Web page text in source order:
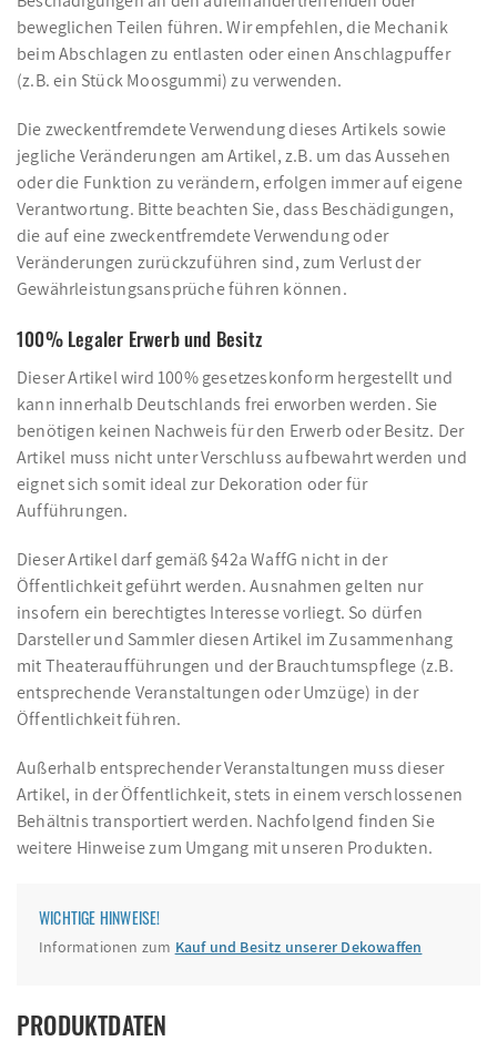
beweglichen Teilen führen. Wir empfehlen, die Mechanik
beim Abschlagen zu entlasten oder einen Anschlagpuffer
(z.B. ein Stück Moosgummi) zu verwenden.
Die zweckentfremdete Verwendung dieses Artikels sowie
jegliche Veränderungen am Artikel, z.B. um das Aussehen
oder die Funktion zu verändern, erfolgen immer auf eigene
Verantwortung. Bitte beachten Sie, dass Beschädigungen,
die auf eine zweckentfremdete Verwendung oder
Veränderungen zurückzuführen sind, zum Verlust der
Gewährleistungsansprüche führen können.
100% Legaler Erwerb und Besitz
Dieser Artikel wird 100% gesetzeskonform hergestellt und
kann innerhalb Deutschlands frei erworben werden. Sie
benötigen keinen Nachweis für den Erwerb oder Besitz. Der
Artikel muss nicht unter Verschluss aufbewahrt werden und
eignet sich somit ideal zur Dekoration oder für
Aufführungen.
Dieser Artikel darf gemäß §42a WaffG nicht in der
Öffentlichkeit geführt werden. Ausnahmen gelten nur
insofern ein berechtigtes Interesse vorliegt. So dürfen
Darsteller und Sammler diesen Artikel im Zusammenhang
mit Theateraufführungen und der Brauchtumspflege (z.B.
entsprechende Veranstaltungen oder Umzüge) in der
Öffentlichkeit führen.
Außerhalb entsprechender Veranstaltungen muss dieser
Artikel, in der Öffentlichkeit, stets in einem verschlossenen
Behältnis transportiert werden. Nachfolgend finden Sie
weitere Hinweise zum Umgang mit unseren Produkten.
WICHTIGE HINWEISE!
Informationen zum Kauf und Besitz unserer Dekowaffen
PRODUKTDATEN